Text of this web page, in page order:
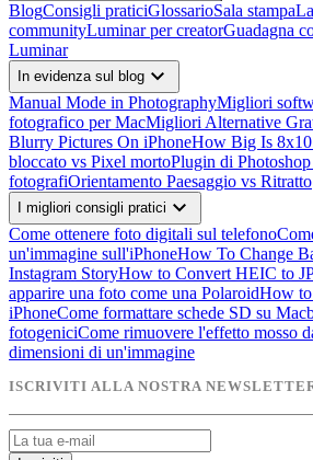
BlogConsigli praticiGlossarioSala stampa
communityLuminar per creatorGuadagna
Luminar
In evidenza sul blog expand_more
Manual Mode in PhotographyMigliori
fotografico per MacMigliori Alternative
Blurry Pictures On iPhoneHow Big Is 8x10
bloccato vs Pixel mortoPlugin di
fotografiOrientamento Paesaggio vs Ritratto
I migliori consigli pratici expand_more
Come ottenere foto digitali sul telefono
un'immagine sull'iPhoneHow To Change
Instagram StoryHow to Convert HEIC to
apparire una foto come una PolaroidHow to
iPhoneCome formattare schede SD su
fotogeniciCome rimuovere l'effetto mosso
dimensioni di un'immagine
ISCRIVITI ALLA NOSTRA